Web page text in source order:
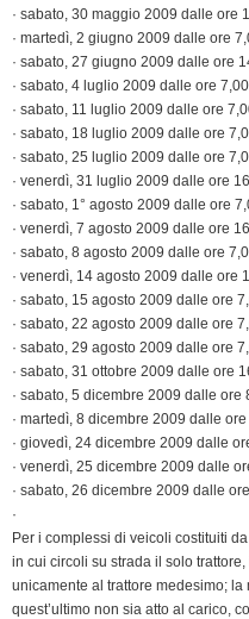
· sabato, 30 maggio 2009 dalle ore
· martedì, 2 giugno 2009 dalle ore
· sabato, 27 giugno 2009 dalle ore
· sabato, 4 luglio 2009 dalle ore
· sabato, 11 luglio 2009 dalle ore
· sabato, 18 luglio 2009 dalle ore
· sabato, 25 luglio 2009 dalle ore
· venerdì, 31 luglio 2009 dalle ore
· sabato, 1° agosto 2009 dalle ore
· venerdì, 7 agosto 2009 dalle ore
· sabato, 8 agosto 2009 dalle ore
· venerdì, 14 agosto 2009 dalle ore
· sabato, 15 agosto 2009 dalle ore
· sabato, 22 agosto 2009 dalle ore
· sabato, 29 agosto 2009 dalle ore
· sabato, 31 ottobre 2009 dalle ore
· sabato, 5 dicembre 2009 dalle ore
· martedì, 8 dicembre 2009 dalle
· giovedì, 24 dicembre 2009 dalle
· venerdì, 25 dicembre 2009 dalle
· sabato, 26 dicembre 2009 dalle
·
Per i complessi di veicoli costituiti
in cui circoli su strada il solo
unicamente al trattore medesimo;
quest’ultimo non sia atto al carico,